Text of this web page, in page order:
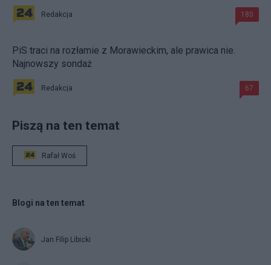
Redakcja 180
PiS traci na rozłamie z Morawieckim, ale prawica nie.
Najnowszy sondaż
Redakcja 67
Piszą na ten temat
Rafał Woś
Blogi na ten temat
Jan Filip Libicki